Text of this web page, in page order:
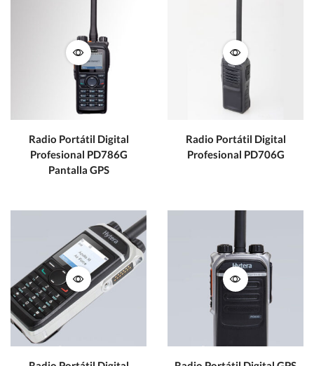
Radio Portátil Digital
Profesional PD786G
Pantalla GPS
Radio Portátil Digital
Profesional PD706G